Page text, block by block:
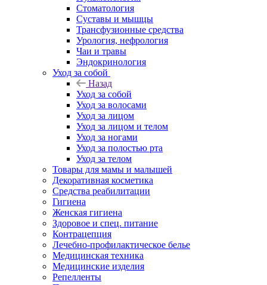
Стоматология
Суставы и мышцы
Трансфузионные средства
Урология, нефрология
Чаи и травы
Эндокринология
Уход за собой
Назад
Уход за собой
Уход за волосами
Уход за лицом
Уход за лицом и телом
Уход за ногами
Уход за полостью рта
Уход за телом
Товары для мамы и малышей
Декоративная косметика
Средства реабилитации
Гигиена
Женская гигиена
Здоровое и спец. питание
Контрацепция
Лечебно-профилактическое белье
Медицинская техника
Медицинские изделия
Репелленты